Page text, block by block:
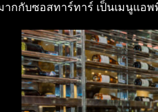
ากกับซอสทาร์ทาร์ เป็นเมนูแอ